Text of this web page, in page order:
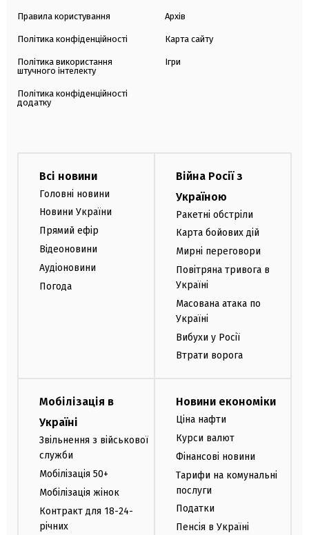
Правила користування
Політика конфіденційності
Політика використання
штучного інтелекту
Політика конфіденційності
додатку
Архів
Карта сайту
Ігри
Всі новини
Головні новини
Новини України
Прямий ефір
Відеоновини
Аудіоновини
Погода
Війна Росії з
Україною
Ракетні обстріли
Карта бойових дій
Мирні переговори
Повітряна тривога в
Україні
Масована атака по
Україні
Вибухи у Росії
Втрати ворога
Мобілізація в
Україні
Звільнення з військової
служби
Мобілізація 50+
Мобілізація жінок
Контракт для 18-24-
річних
Новини економіки
Ціна нафти
Курси валют
Фінансові новини
Тарифи на комунальні
послуги
Податки
Пенсія в Україні